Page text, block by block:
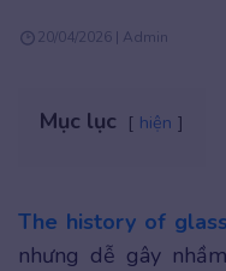
20/04/2026 | Admin
Mục lục hiện
The history of glass
nhưng dễ gây